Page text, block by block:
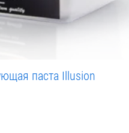
паста Illusion